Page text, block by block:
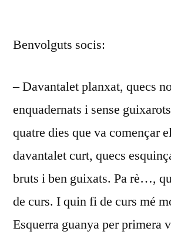
Benvolguts socis:
– Davantalet planxat, quecs
enquadernats i sense
quatre dies que va començar
davantalet curt, quecs
bruts i ben guixats. Pa rè…,
de curs. I quin fi de curs mé
Esquerra guanya per primera